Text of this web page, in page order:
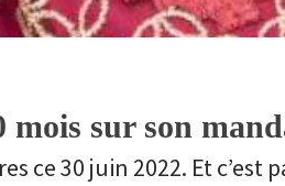
sur son
ce 30 juin 2022. Et c’est